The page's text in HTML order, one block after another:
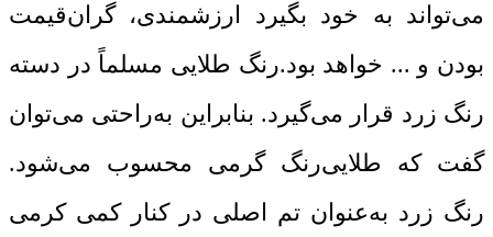
می‌تواند به خود بگیرد ارزشمندی، گران‌قیمت
بودن و ... خواهد بود.رنگ طلایی مسلماً در دسته
رنگ زرد قرار می‌گیرد. بنابراین به‌راحتی می‌توان
گفت که طلایی‌رنگ گرمی محسوب می‌شود.
رنگ زرد به‌عنوان تم اصلی در کنار کمی کرمی